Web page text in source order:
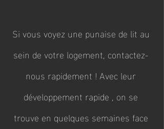
Si vous voyez une punaise de lit au
sein de votre logement, contactez-
nous rapidement ! Avec leur
développement rapide , on se
trouve en quelques semaines face